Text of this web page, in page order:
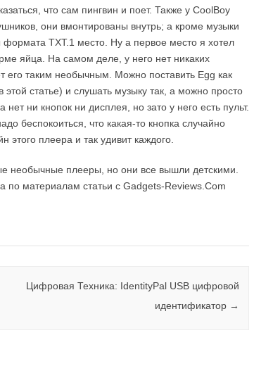
что сам пингвин и поет. Также у CoolBoy
они вмонтированы внутрь; а кроме музыки
TXT.1 место. Ну а первое место я хотел
яйца. На самом деле, у него нет никаких
таким необычным. Можно поставить Egg как
статье) и слушать музыку так, а можно просто
ни кнопок ни дисплея, но зато у него есть пульт.
беспокоиться, что какая-то кнопка случайно
плеера и так удивит каждого.
необычные плееры, но они все вышли детскими.
по материалам статьи с Gadgets-Reviews.Com
Цифровая Техника: IdentityPal USB цифровой
идентификатор →